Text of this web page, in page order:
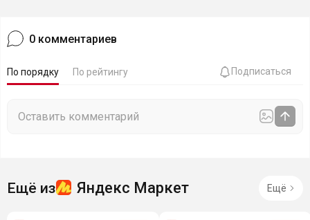
0 комментариев
По порядку По рейтингу Подписаться
Ещё из Яндекс Маркет Ещё